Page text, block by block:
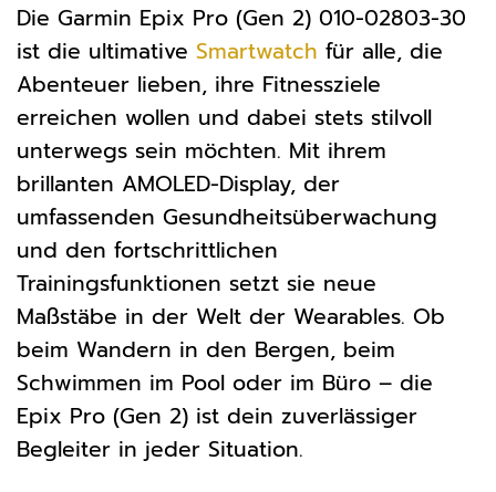
Die Garmin Epix Pro (Gen 2) 010-02803-30
ist die ultimative Smartwatch für alle, die
Abenteuer lieben, ihre Fitnessziele
erreichen wollen und dabei stets stilvoll
unterwegs sein möchten. Mit ihrem
brillanten AMOLED-Display, der
umfassenden Gesundheitsüberwachung
und den fortschrittlichen
Trainingsfunktionen setzt sie neue
Maßstäbe in der Welt der Wearables. Ob
beim Wandern in den Bergen, beim
Schwimmen im Pool oder im Büro – die
Epix Pro (Gen 2) ist dein zuverlässiger
Begleiter in jeder Situation.